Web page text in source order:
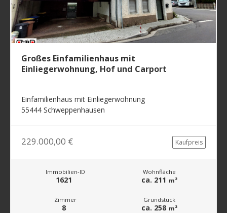
Großes Einfamilienhaus mit
Einliegerwohnung, Hof und Carport
Einfamilienhaus mit Einliegerwohnung
55444 Schweppenhausen
229.000,00 € Kaufpreis
Immobilien-ID
1621
Wohnfläche
ca. 211 m²
Zimmer
8
Grundstück
ca. 258 m²